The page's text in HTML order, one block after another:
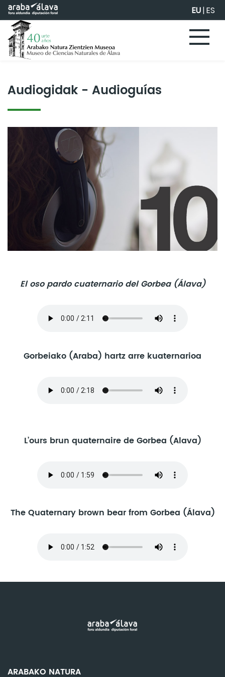
Eduki nagusira joan EU|ES
Audiogidak - Audioguías
El oso pardo cuaternario del Gorbea (Álava)
Gorbeiako (Araba) hartz arre kuaternarioa
L’ours brun quaternaire de Gorbea (Alava)
The Quaternary brown bear from Gorbea (Álava)
ARABAKO NATURA